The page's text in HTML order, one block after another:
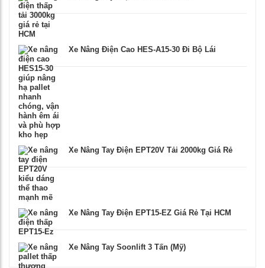
Xe Nâng Điện Cao HES-A15-30 Đi Bộ Lái
Xe Nâng Tay Điện EPT20V Tải 2000kg Giá Rẻ
Xe Nâng Tay Điện EPT15-EZ Giá Rẻ Tại HCM
Xe Nâng Tay Soonlift 3 Tấn (Mỹ)